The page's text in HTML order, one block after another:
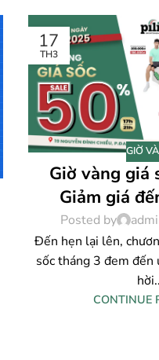
17
TH3
GIỜ
Giờ vàng giá
Giảm giá
Posted by
Đến hẹn lại lên,
sốc tháng 3 đem đến
CONTINUE